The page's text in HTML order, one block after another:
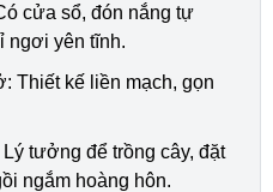
cửa sổ, đón nắng tự
ngơi yên tĩnh.
Thiết kế liền mạch, gọn
tưởng để trồng cây, đặt
ngắm hoàng hôn.